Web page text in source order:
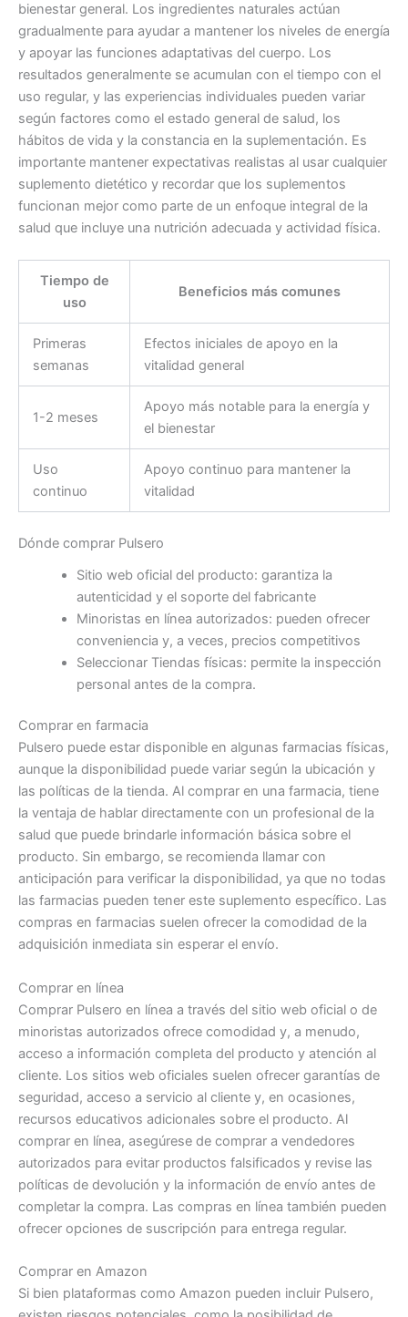
bienestar general. Los ingredientes naturales actúan
gradualmente para ayudar a mantener los niveles de energía
y apoyar las funciones adaptativas del cuerpo. Los
resultados generalmente se acumulan con el tiempo con el
uso regular, y las experiencias individuales pueden variar
según factores como el estado general de salud, los
hábitos de vida y la constancia en la suplementación. Es
importante mantener expectativas realistas al usar cualquier
suplemento dietético y recordar que los suplementos
funcionan mejor como parte de un enfoque integral de la
salud que incluye una nutrición adecuada y actividad física.
Tiempo de
uso
Beneficios más comunes
Primeras
semanas
Efectos iniciales de apoyo en la
vitalidad general
1-2 meses
Apoyo más notable para la energía y
el bienestar
Uso
continuo
Apoyo continuo para mantener la
vitalidad
Dónde comprar Pulsero
Sitio web oficial del producto: garantiza la
autenticidad y el soporte del fabricante
Minoristas en línea autorizados: pueden ofrecer
conveniencia y, a veces, precios competitivos
Seleccionar Tiendas físicas: permite la inspección
personal antes de la compra.
Comprar en farmacia
Pulsero puede estar disponible en algunas farmacias físicas,
aunque la disponibilidad puede variar según la ubicación y
las políticas de la tienda. Al comprar en una farmacia, tiene
la ventaja de hablar directamente con un profesional de la
salud que puede brindarle información básica sobre el
producto. Sin embargo, se recomienda llamar con
anticipación para verificar la disponibilidad, ya que no todas
las farmacias pueden tener este suplemento específico. Las
compras en farmacias suelen ofrecer la comodidad de la
adquisición inmediata sin esperar el envío.
Comprar en línea
Comprar Pulsero en línea a través del sitio web oficial o de
minoristas autorizados ofrece comodidad y, a menudo,
acceso a información completa del producto y atención al
cliente. Los sitios web oficiales suelen ofrecer garantías de
seguridad, acceso a servicio al cliente y, en ocasiones,
recursos educativos adicionales sobre el producto. Al
comprar en línea, asegúrese de comprar a vendedores
autorizados para evitar productos falsificados y revise las
políticas de devolución y la información de envío antes de
completar la compra. Las compras en línea también pueden
ofrecer opciones de suscripción para entrega regular.
Comprar en Amazon
Si bien plataformas como Amazon pueden incluir Pulsero,